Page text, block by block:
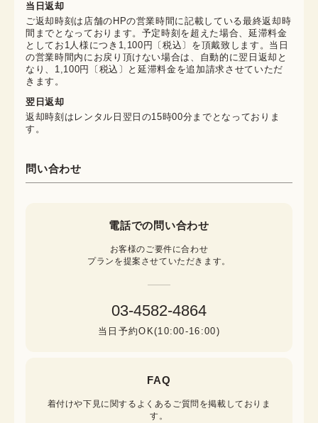
当日返却
ご返却時刻は店舗のHPの営業時間に記載している最終返却時
間までとなっております。予定時刻を超えた場合、延滞料金
としてお1人様につき1,100円〔税込〕を頂戴致します。当日
の営業時間内にお戻り頂けない場合は、自動的に翌日返却と
なり、1,100円〔税込〕と延滞料金を追加請求させていただ
きます。
翌日返却
返却時刻はレンタル日翌日の15時00分までとなっておりま
す。
問い合わせ
電話での問い合わせ
お客様のご要件に合わせ
プランを提案させていただきます。
03-4582-4864
当日予約OK(10:00-16:00)
FAQ
着付けや下見に関するよくあるご質問を掲載しておりま
す。